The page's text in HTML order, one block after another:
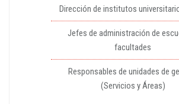
Dirección de institutos
Jefes de administración de
facultades
Responsables de unidades de
(Servicios y Áreas)